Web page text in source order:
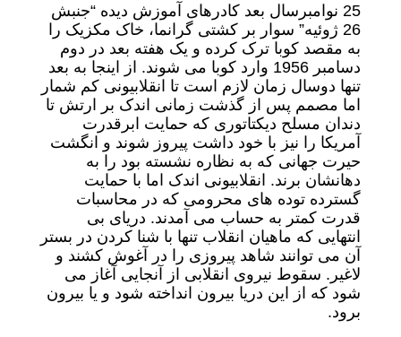
25 نوامبرسال بعد کادرهای آموزش دیده “جنبش
26 ژوئیه” سوار بر کشتی گرانما، خاک مکزیک را
به مقصد کوبا ترک کرده و یک هفته بعد در دوم
دسامبر 1956 وارد کوبا می شوند. از اینجا به بعد
تنها دوسال زمان لازم است تا انقلابیونی کم شمار
اما مصمم پس از گذشت زمانی اندک بر ارتش تا
دندان مسلح دیکتاتوری که حمایت ابرقدرت
آمریکا را نیز با خود داشت پیروز شوند و انگشت
حیرت جهانی که به نظاره نشسته بود را به
دهانشان برند. انقلابیونی اندک اما با حمایت
گسترده توده های محرومی که در محاسبات
قدرت کمتر به حساب می آمدند. دریای بی
انتهایی که ماهیان انقلاب تنها با شنا کردن در بستر
آن می توانند شاهد پیروزی را در آغوش کشند و
لاغیر. سقوط نیروی انقلابی از آنجایی آغاز می
شود که از این دریا بیرون انداخته شود و یا بیرون
برود.